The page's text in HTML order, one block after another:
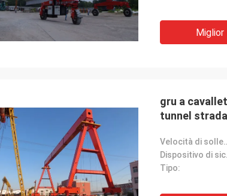
Miglior
gru a
tunnel
Velocità
Tipo: